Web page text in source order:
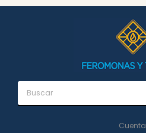
Cuenta